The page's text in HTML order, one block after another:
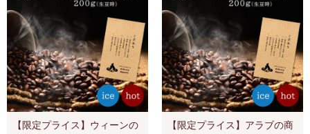
【限定プライス】ウィーンの
【限定プライス】アラブの商